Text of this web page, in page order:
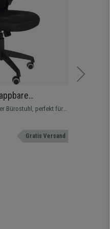
bequem und
Bürostuhl, perfekt für
und mit
Gratis Versand